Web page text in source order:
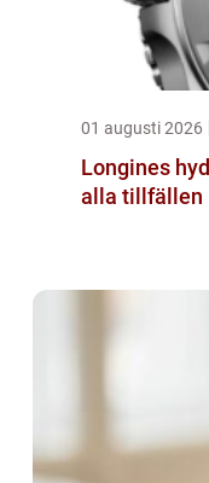
01 augusti 2026
Longines
alla tillfällen